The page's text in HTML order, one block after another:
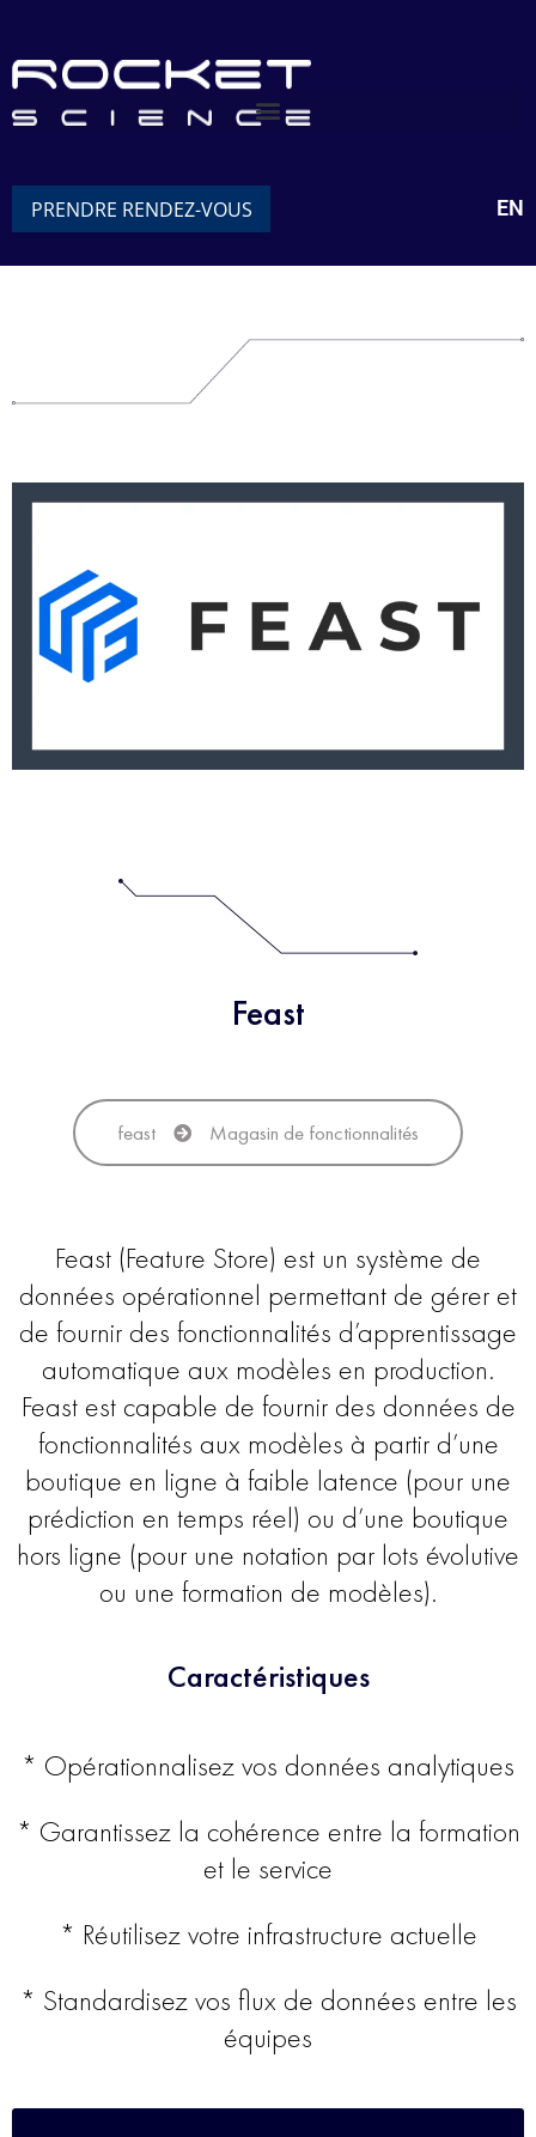
PRENDRE RENDEZ-VOUS EN
Feast
feast Magasin de fonctionnalités
Feast (Feature Store) est un système de
données opérationnel permettant de gérer et
de fournir des fonctionnalités d’apprentissage
automatique aux modèles en production.
Feast est capable de fournir des données de
fonctionnalités aux modèles à partir d’une
boutique en ligne à faible latence (pour une
prédiction en temps réel) ou d’une boutique
hors ligne (pour une notation par lots évolutive
ou une formation de modèles).
Caractéristiques
* Opérationnalisez vos données analytiques
* Garantissez la cohérence entre la formation
et le service
* Réutilisez votre infrastructure actuelle
* Standardisez vos flux de données entre les
équipes